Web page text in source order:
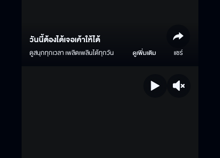
วันนี้ต้องได้เจอเค้าให้ได้
ดูสนุกทุกเวลา เพลิดเพลินได้ทุกวัน ดูเพิ่มเติม แชร์